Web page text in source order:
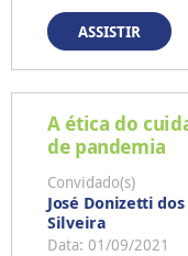
ASSISTIR
A ética do
de pandemia
Convidado(s)
José Donizetti
Silveira
Data: 01/09/2021